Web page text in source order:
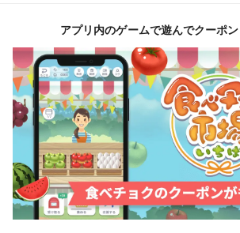
アプリ内のゲームで遊んでクーポン